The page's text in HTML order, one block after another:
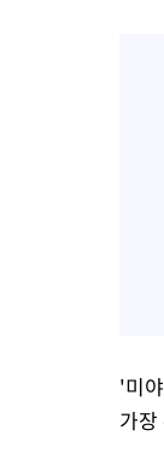
'미
가